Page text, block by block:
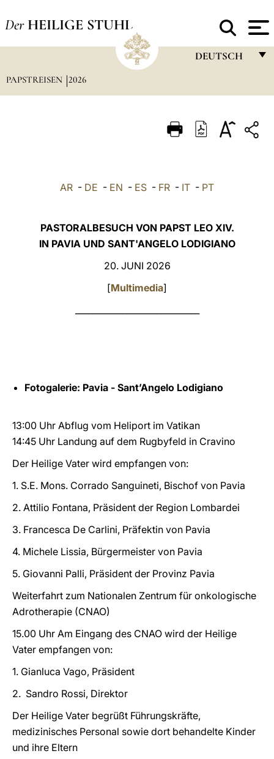
Der HEILIGE STUHL
DEUTSCH
ITALIANO
POLSKI
العربيّة
PAPSTREISEN 2026
AR - DE - EN - ES - FR - IT - PT
PASTORALBESUCH VON PAPST LEO XIV.
IN PAVIA UND SANT'ANGELO LODIGIANO
20. JUNI 2026
[Multimedia]
Fotogalerie: Pavia - Sant’Angelo Lodigiano
13:00 Uhr Abflug vom Heliport im Vatikan
14:45 Uhr Landung auf dem Rugbyfeld in Cravino
Der Heilige Vater wird empfangen von:
1. S.E. Mons. Corrado Sanguineti, Bischof von Pavia
2. Attilio Fontana, Präsident der Region Lombardei
3. Francesca De Carlini, Präfektin von Pavia
4. Michele Lissia, Bürgermeister von Pavia
5. Giovanni Palli, Präsident der Provinz Pavia
Weiterfahrt zum Nationalen Zentrum für onkologische
Adrotherapie (CNAO)
15.00 Uhr Am Eingang des CNAO wird der Heilige
Vater empfangen von:
1. Gianluca Vago, Präsident
2. Sandro Rossi, Direktor
Der Heilige Vater begrüßt Führungskräfte,
medizinisches Personal sowie dort behandelte Kinder
und ihre Eltern